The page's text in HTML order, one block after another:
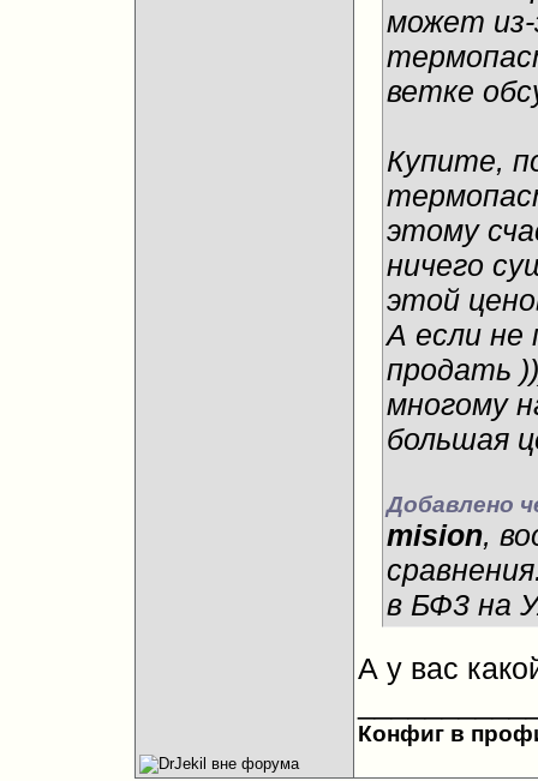
может
ветке
Купите,
этому
ничего
этой
А если не
продать
многому
большая
Добавлено
mision,
в БФ3 на
А у вас
Конфиг в